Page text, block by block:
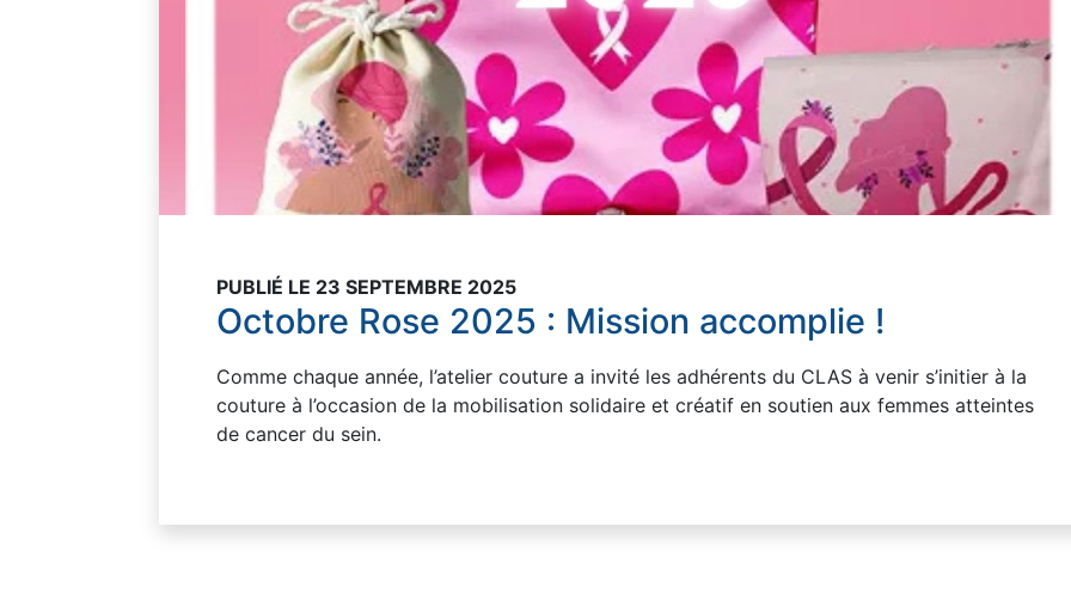
PUBLIÉ LE 23 SEPTEMBRE 2025
Octobre Rose 2025 : Mission accomplie !
Comme chaque année, l’atelier couture a invité les adhérents du CLAS à venir s’initier à la
couture à l’occasion de la mobilisation solidaire et créatif en soutien aux femmes atteintes
de cancer du sein.